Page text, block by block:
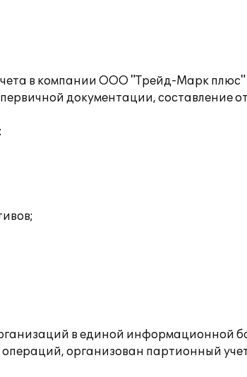
в компании ООО "Трейд-Марк
документации, составление
в единой информационной
организован партионный